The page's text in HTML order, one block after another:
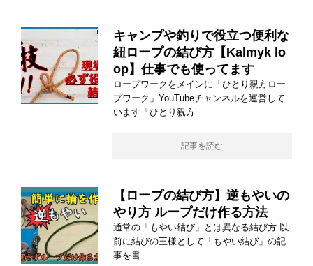
キャンプや釣りで役立つ便利な
紐ロープの結び方【Kalmyk lo
op】仕事でも使ってます
ロープワークをメインに「ひとり親方ロー
プワーク」YouTubeチャンネルを運営して
います「ひとり親方
記事を読む
【ロープの結び方】逆もやいの
やり方 ループだけ作る方法
通常の「もやい結び」とは異なる結び方 以
前に結びの王様として「もやい結び」の記
事を書